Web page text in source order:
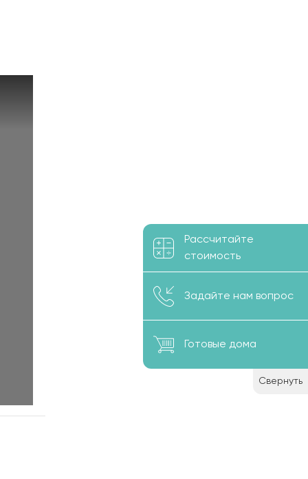
Рассчитайте
стоимость
Задайте нам вопрос
Готовые дома
Свернуть